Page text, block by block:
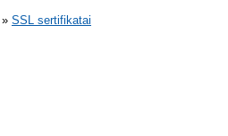
SSL sertifikatai